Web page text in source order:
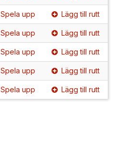
Spela upp Lägg till rutt
Spela upp Lägg till rutt
Spela upp Lägg till rutt
Spela upp Lägg till rutt
Spela upp Lägg till rutt